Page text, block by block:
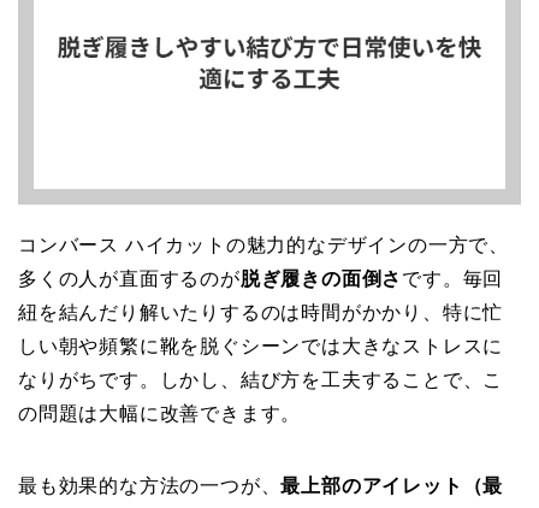
コンバース ハイカットの魅力的なデザインの一方で、
多くの人が直面するのが脱ぎ履きの面倒さ です。毎回
紐を結んだり解いたりするのは時間がかかり、特に忙
しい朝や頻繁に靴を脱ぐシーンでは大きなストレスに
なりがちです。しかし、結び方を工夫することで、こ
の問題は大幅に改善できます。
最も効果的な方法の一つが、最上部のアイレット（最